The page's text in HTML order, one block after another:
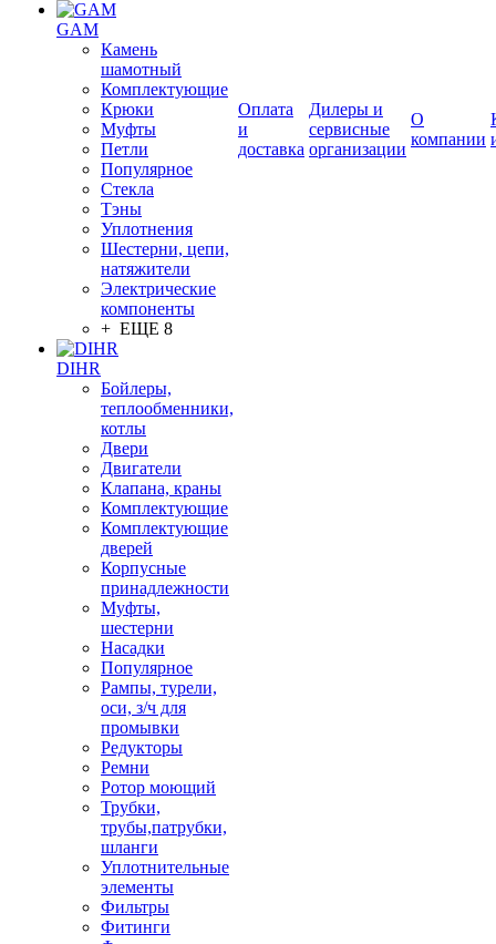
GAM
Камень
шамотный
Комплектующие
Крюки
Муфты
Петли
Популярное
Стекла
Тэны
Уплотнения
Шестерни, цепи,
натяжители
Электрические
компоненты
+ ЕЩЕ 8
DIHR
Бойлеры,
теплообменники,
котлы
Двери
Двигатели
Клапана, краны
Комплектующие
Комплектующие
дверей
Корпусные
принадлежности
Муфты,
шестерни
Насадки
Популярное
Рампы, турели,
оси, з/ч для
промывки
Редукторы
Ремни
Ротор моющий
Трубки,
трубы,патрубки,
шланги
Уплотнительные
элементы
Фильтры
Фитинги
Оплата
и
доставка
Дилеры и
сервисные
организации
О
компании